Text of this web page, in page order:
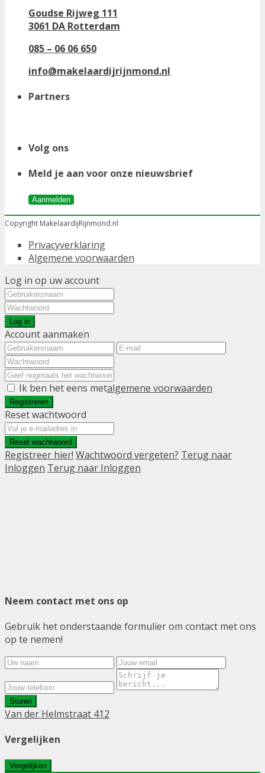
Goudse Rijweg 111
3061 DA Rotterdam
085 – 06 06 650
info@makelaardijrijnmond.nl
Partners
Volg ons
Meld je aan voor onze nieuwsbrief
Aanmelden
Copyright MakelaardijRijnmond.nl
Privacyverklaring
Algemene voorwaarden
Log in op uw account
Log in
Account aanmaken
Ik ben het eens metalgemene voorwaarden
Registreren
Reset wachtwoord
Reset wachtwoord
Registreer hier! Wachtwoord vergeten? Terug naar
Inloggen Terug naar Inloggen
Neem contact met ons op
Gebruik het onderstaande formulier om contact met ons
op te nemen!
Sturen
Van der Helmstraat 412
Vergelijken
Vergelijken